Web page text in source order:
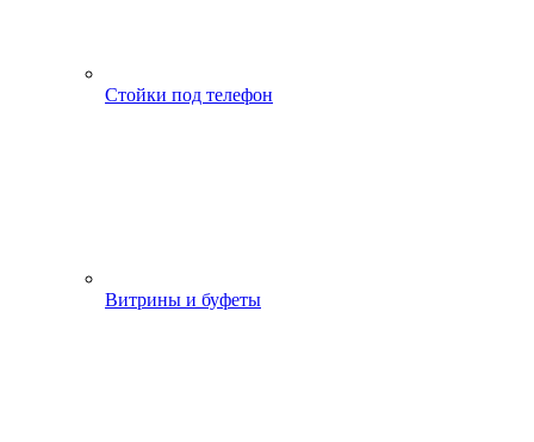
Стойки под телефон
Витрины и буфеты